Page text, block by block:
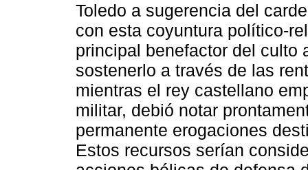
Toledo a sugerencia del
con esta coyuntura político-
principal benefactor del culto
sostenerlo a través de las
mientras el rey castellano
militar, debió notar
permanente erogaciones
Estos recursos serían